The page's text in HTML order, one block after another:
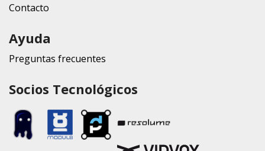
Contacto
Ayuda
Preguntas frecuentes
Socios Tecnológicos